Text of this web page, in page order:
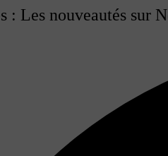
: Les nouveautés sur